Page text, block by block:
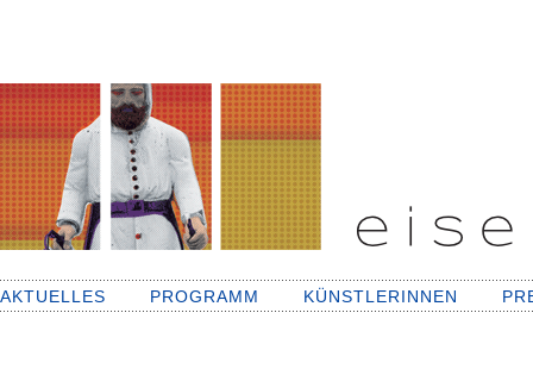
AKTUELLES PROGRAMM KÜNSTLERINNEN